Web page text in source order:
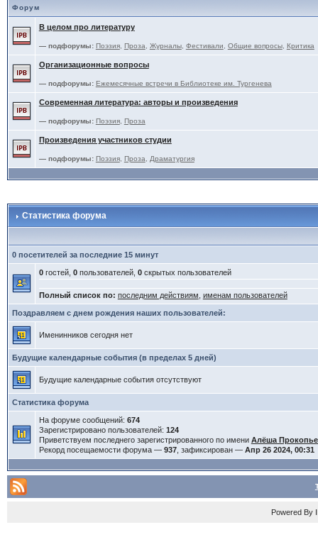
Форум
В целом про литературу
— подфорумы: Поэзия, Проза Журналы, Фестивали Общие вопросы, Критика
Организационные вопросы
— подфорумы: Ежемесячные встречи в Библиотеке им. Тургенева
Современная литература: авторы и произведения
— подфорумы: Поэзия, Проза
Произведения участников студии
— подфорумы: Поэзия, Проза Драматургия
Статистика форума
0 посетителей за последние 15 минут
0гостей, 0пользователей, 0скрытых пользователей
Полный список по: последним действиям именам пользователей
Поздравляем с днем рождения наших пользователей:
Именинников сегодня нет
Будущие календарные события (в пределах 5 дней)
Будущие календарные события отсутствуют
Статистика форума
На форуме сообщений: 674
Зарегистрировано пользователей: 124
Приветствуем последнего зарегистрированного по имени Алёша
Рекорд посещаемости форума — 937, зафиксирован — Апр 26 2024, 00:31
Powered By